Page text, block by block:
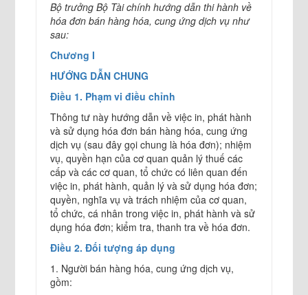
Bộ trưởng Bộ Tài chính hướng dẫn thi hành về
hóa đơn bán hàng hóa, cung ứng dịch vụ như
sau:
Chương I
HƯỚNG DẪN CHUNG
Điều 1. Phạm vi điều chỉnh
Thông tư này hướng dẫn về việc in, phát hành
và sử dụng hóa đơn bán hàng hóa, cung ứng
dịch vụ (sau đây gọi chung là hóa đơn); nhiệm
vụ, quyền hạn của cơ quan quản lý thuế các
cấp và các cơ quan, tổ chức có liên quan đến
việc in, phát hành, quản lý và sử dụng hóa đơn;
quyền, nghĩa vụ và trách nhiệm của cơ quan,
tổ chức, cá nhân trong việc in, phát hành và sử
dụng hóa đơn; kiểm tra, thanh tra về hóa đơn.
Điều 2. Đối tượng áp dụng
1. Người bán hàng hóa, cung ứng dịch vụ,
gồm: